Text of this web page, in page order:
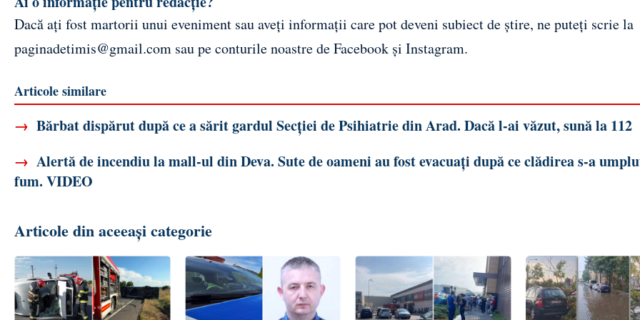
Dacă ați fost martorii unui eveniment sau aveți informații care pot deveni subiect de știre, ne puteți scrie la
paginadetimis@gmail.com sau pe conturile noastre deFacebook și Instagram.
Articole similare
→ Bărbat dispărut după ce a sărit gardul Secției de Psihiatrie din Arad. Dacă l-ai văzut, sună la 112
→ Alertă de incendiu la mall-ul din Deva. Sute de oameni au fost evacuați după ce clădirea s-a
fum. VIDEO
Articole din aceeași categorie